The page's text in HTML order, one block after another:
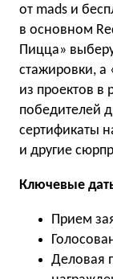
от mads и
в основном
Пицца»
стажировки, а
из проектов в
победителей
сертификаты
и другие
Ключевые
Прием
Деловая